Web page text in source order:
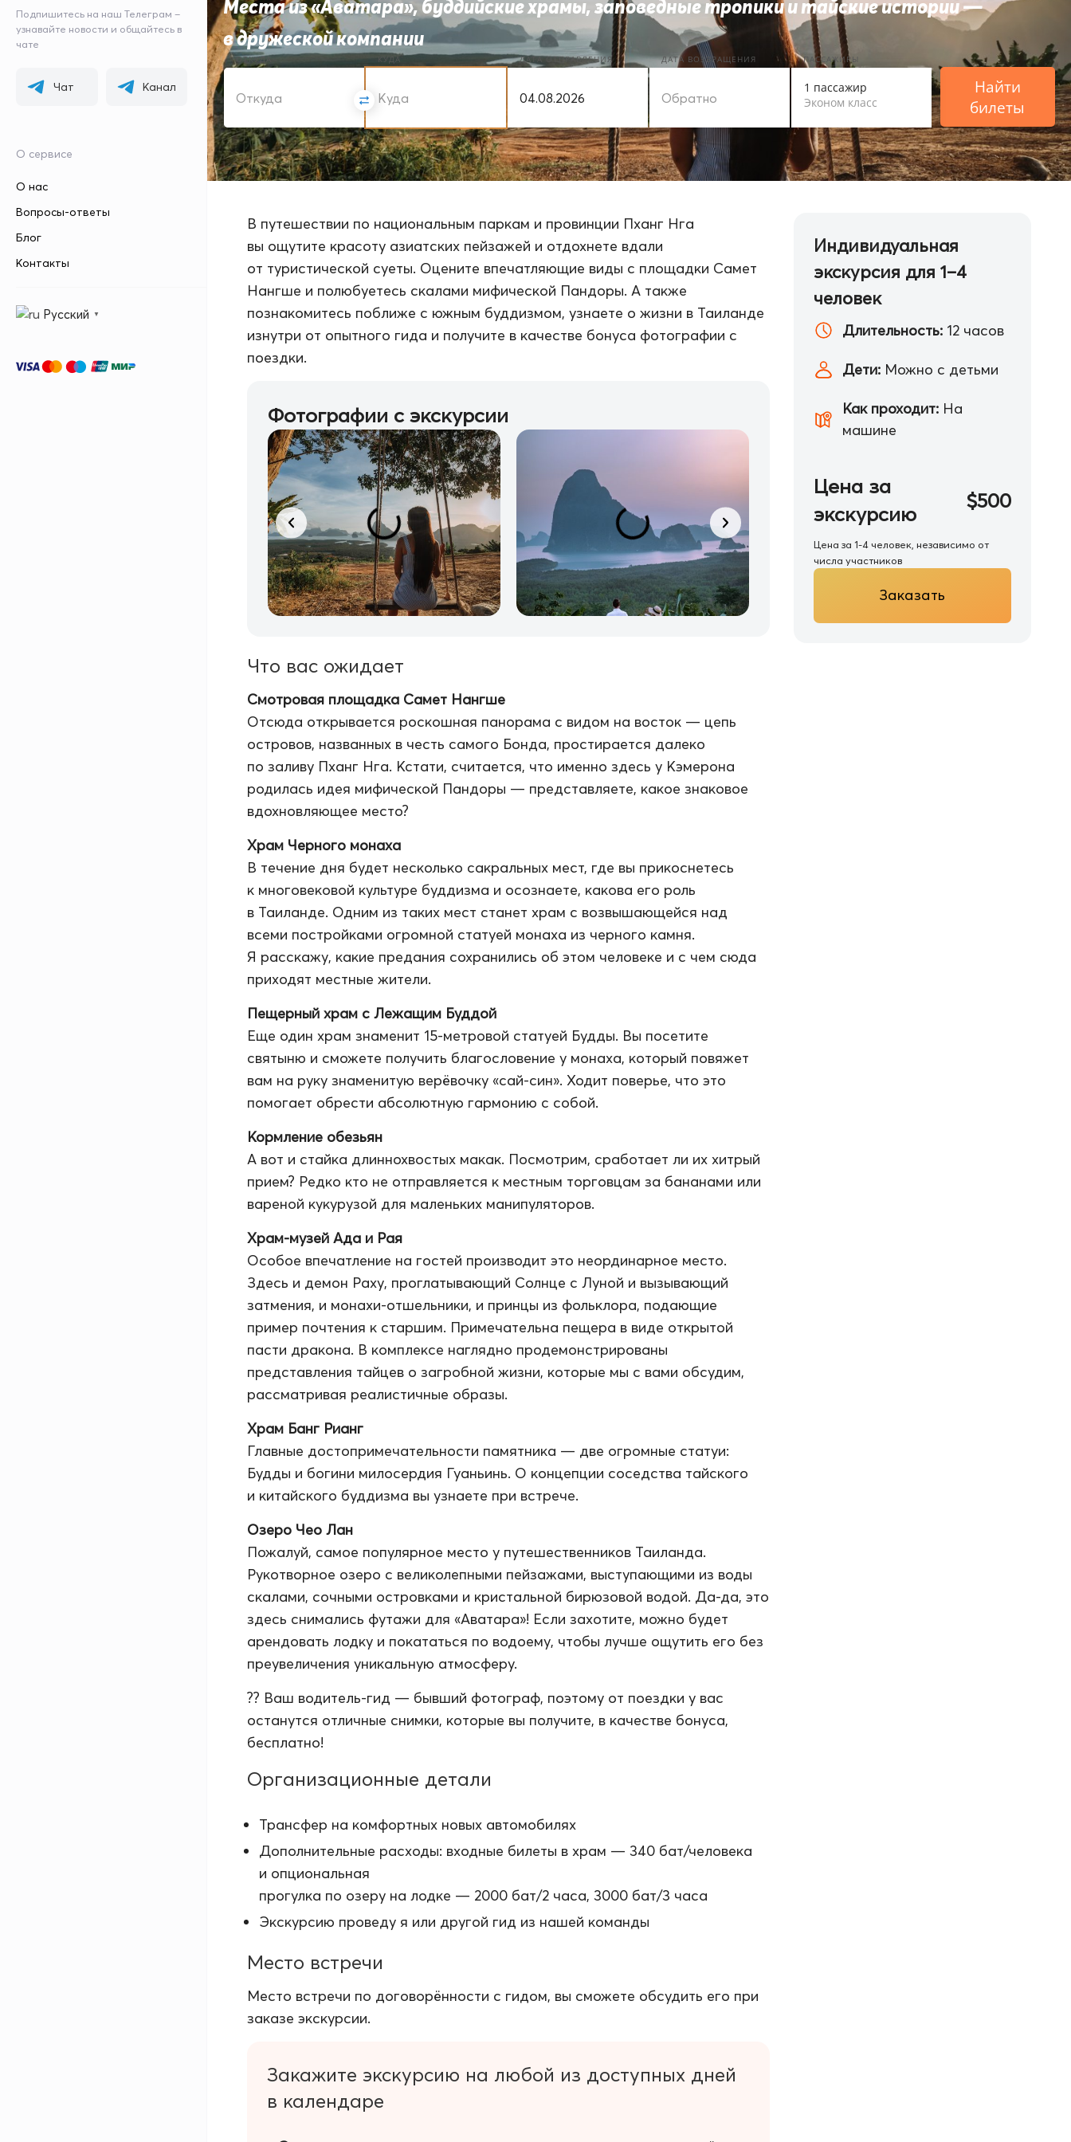
Подпишитесь на наш Телеграм –
узнавайте новости и общайтесь в
чате
Чат Канал
О сервисе
О нас
Вопросы-ответы
Блог
Контакты
Русский ▼
Места из «Аватара», буддийские храмы, заповедные тропики и тайские истории —
в дружеской компании
ОТКУДА КУДА ДАТА ОТПРАВЛЕНИЯ ДАТА ВОЗВРАЩЕНИЯ ПАССАЖИРЫ
1 пассажир
Эконом класс
Найти
билеты
В путешествии по национальным паркам и провинции Пханг Нга
вы ощутите красоту азиатских пейзажей и отдохнете вдали
от туристической суеты. Оцените впечатляющие виды с площадки Самет
Нангше и полюбуетесь скалами мифической Пандоры. А также
познакомитесь поближе с южным буддизмом, узнаете о жизни в Таиланде
изнутри от опытного гида и получите в качестве бонуса фотографии с
поездки.
Фотографии с экскурсии
Что вас ожидает
Смотровая площадка Самет Нангше
Отсюда открывается роскошная панорама с видом на восток — цепь
островов, названных в честь самого Бонда, простирается далеко
по заливу Пханг Нга. Кстати, считается, что именно здесь у Кэмерона
родилась идея мифической Пандоры — представляете, какое знаковое
вдохновляющее место?
Храм Черного монаха
В течение дня будет несколько сакральных мест, где вы прикоснетесь
к многовековой культуре буддизма и осознаете, какова его роль
в Таиланде. Одним из таких мест станет храм с возвышающейся над
всеми постройками огромной статуей монаха из черного камня.
Я расскажу, какие предания сохранились об этом человеке и с чем сюда
приходят местные жители.
Пещерный храм с Лежащим Буддой
Еще один храм знаменит 15-метровой статуей Будды. Вы посетите
святыню и сможете получить благословение у монаха, который повяжет
вам на руку знаменитую верёвочку «сай-син». Ходит поверье, что это
помогает обрести абсолютную гармонию с собой.
Кормление обезьян
А вот и стайка длиннохвостых макак. Посмотрим, сработает ли их хитрый
прием? Редко кто не отправляется к местным торговцам за бананами или
вареной кукурузой для маленьких манипуляторов.
Храм-музей Ада и Рая
Особое впечатление на гостей производит это неординарное место.
Здесь и демон Раху, проглатывающий Солнце с Луной и вызывающий
затмения, и монахи-отшельники, и принцы из фольклора, подающие
пример почтения к старшим. Примечательна пещера в виде открытой
пасти дракона. В комплексе наглядно продемонстрированы
представления тайцев о загробной жизни, которые мы с вами обсудим,
рассматривая реалистичные образы.
Храм Банг Рианг
Главные достопримечательности памятника — две огромные статуи:
Будды и богини милосердия Гуаньинь. О концепции соседства тайского
и китайского буддизма вы узнаете при встрече.
Озеро Чео Лан
Пожалуй, самое популярное место у путешественников Таиланда.
Рукотворное озеро с великолепными пейзажами, выступающими из воды
скалами, сочными островками и кристальной бирюзовой водой. Да-да, это
здесь снимались футажи для «Аватара»! Если захотите, можно будет
арендовать лодку и покататься по водоему, чтобы лучше ощутить его без
преувеличения уникальную атмосферу.
?? Ваш водитель-гид — бывший фотограф, поэтому от поездки у вас
останутся отличные снимки, которые вы получите, в качестве бонуса,
бесплатно!
Организационные детали
Трансфер на комфортных новых автомобилях
Дополнительные расходы: входные билеты в храм — 340 бат/человека
и опциональная
прогулка по озеру на лодке — 2000 бат/2 часа, 3000 бат/3 часа
Экскурсию проведу я или другой гид из нашей команды
Место встречи
Место встречи по договорённости с гидом, вы сможете обсудить его при
заказе экскурсии.
Закажите экскурсию на любой из доступных дней
в календаре
Индивидуальная
экскурсия для 1–4
человек
Длительность: 12 часов
Дети: Можно с детьми
Как проходит: На
машине
Цена за
экскурсию
$500
Цена за 1-4 человек, независимо от
числа участников
Заказать